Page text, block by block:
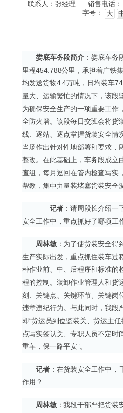
联系人：张经理
销售电话：
字号：
大
娄底车务段简介：娄底车务
里程454.788公里，承担着广铁
均发送货物4.4万吨，日均装车
量大、运输繁忙的情况下，该段
为确保安全生产的一项重要工作
全防火墙。该段每日交班会将货
线、逐站、逐点掌握货装安全情
当场作出针对性地部署和要求，
整改。在此基础上，车务段成立
查组，每月巡回在管内检查写实
帮教，集中力量装堵塞货装安全
记者：请周段长介绍一
安全工作中，重点抓好了哪项工
周林敏：为了使货装安全得
生产实际出发，重点抓住装车过
种作业前、中、后程序和标准的
程的控制。装卸作业管理人和货
刻、关键点、关键环节、关键岗
违章违纪行为。与此同时，我段
即“货运员到位监装关、货运主
点写实签认关、专职人员不定时
重车，保一路平安”。
记者：在货装安全工作中，
作用？
周林敏：我段干部严把货装